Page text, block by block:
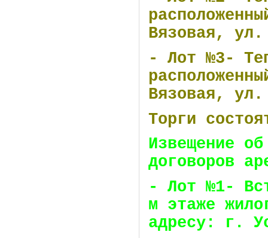
Вязовая, ул.
- Лот №3-
Вязовая, ул.
Торги
Извещение
договоров
- Лот №1-
м этаже
адресу: г.